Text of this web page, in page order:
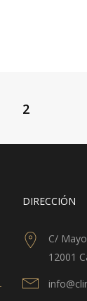
2
DIRECCIÓN
C/
12001